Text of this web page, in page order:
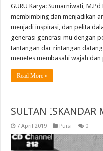
GURU Karya: Sumarniwati,
membimbing dan menjadikan
menjadi inspirasi, dan pelita
generasi generasi mu dengan
tantangan dan rintangan
menetes membasahi wajah
Read More »
SULTAN ISKANDAR
7 April 2019 Puisi 0